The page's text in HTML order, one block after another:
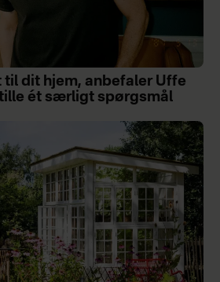
til dit hjem, anbefaler Uffe
ét særligt spørgsmål